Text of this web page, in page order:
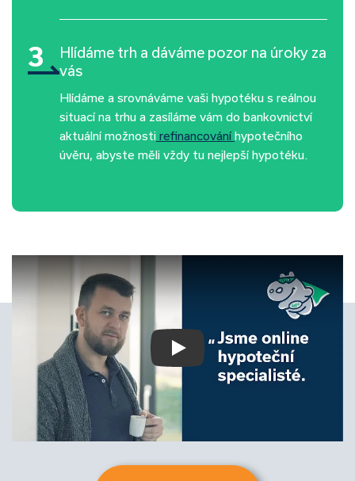
3
Hlídáme trh a dáváme pozor na úroky za
vás
Hlídáme a srovnáváme vaši hypotéku s reálnou
situací na trhu a zasíláme vám do bankovnictví
aktuální možnosti refinancování hypotečního
úvěru, abyste měli vždy tu nejlepší hypotéku.
Play Video: Keynote (Google I/O ’18)